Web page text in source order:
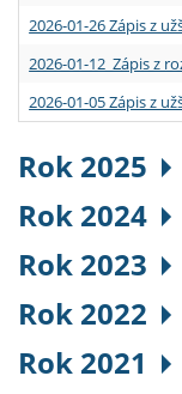
2026-01-26 Zápis z
2026-01-12 Zápis z
2026-01-05 Zápis z
Rok 2025
Rok 2024
Rok 2023
Rok 2022
Rok 2021